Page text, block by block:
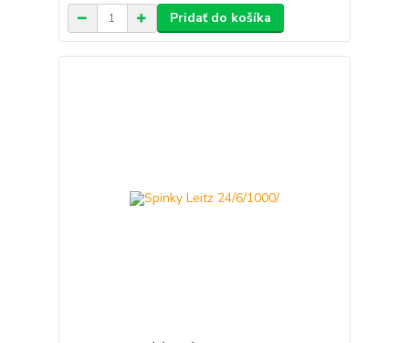
Pridať do košíka